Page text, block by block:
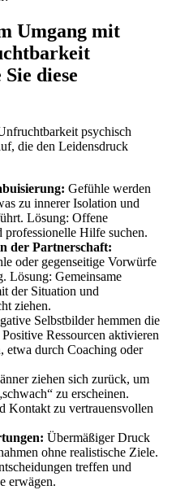
Umgang mit
diese
psychisch
die den Leidensdruck
Gefühle werden
zu innerer Isolation und
Lösung: Offene
professionelle Hilfe suchen.
der Partnerschaft:
oder gegenseitige Vorwürfe
Lösung: Gemeinsame
der Situation und
ziehen.
Selbstbilder hemmen die
Ressourcen aktivieren
etwa durch Coaching oder
ziehen sich zurück, um
zu erscheinen.
Kontakt zu vertrauensvollen
Übermäßiger Druck
ohne realistische Ziele.
treffen und
erwägen.